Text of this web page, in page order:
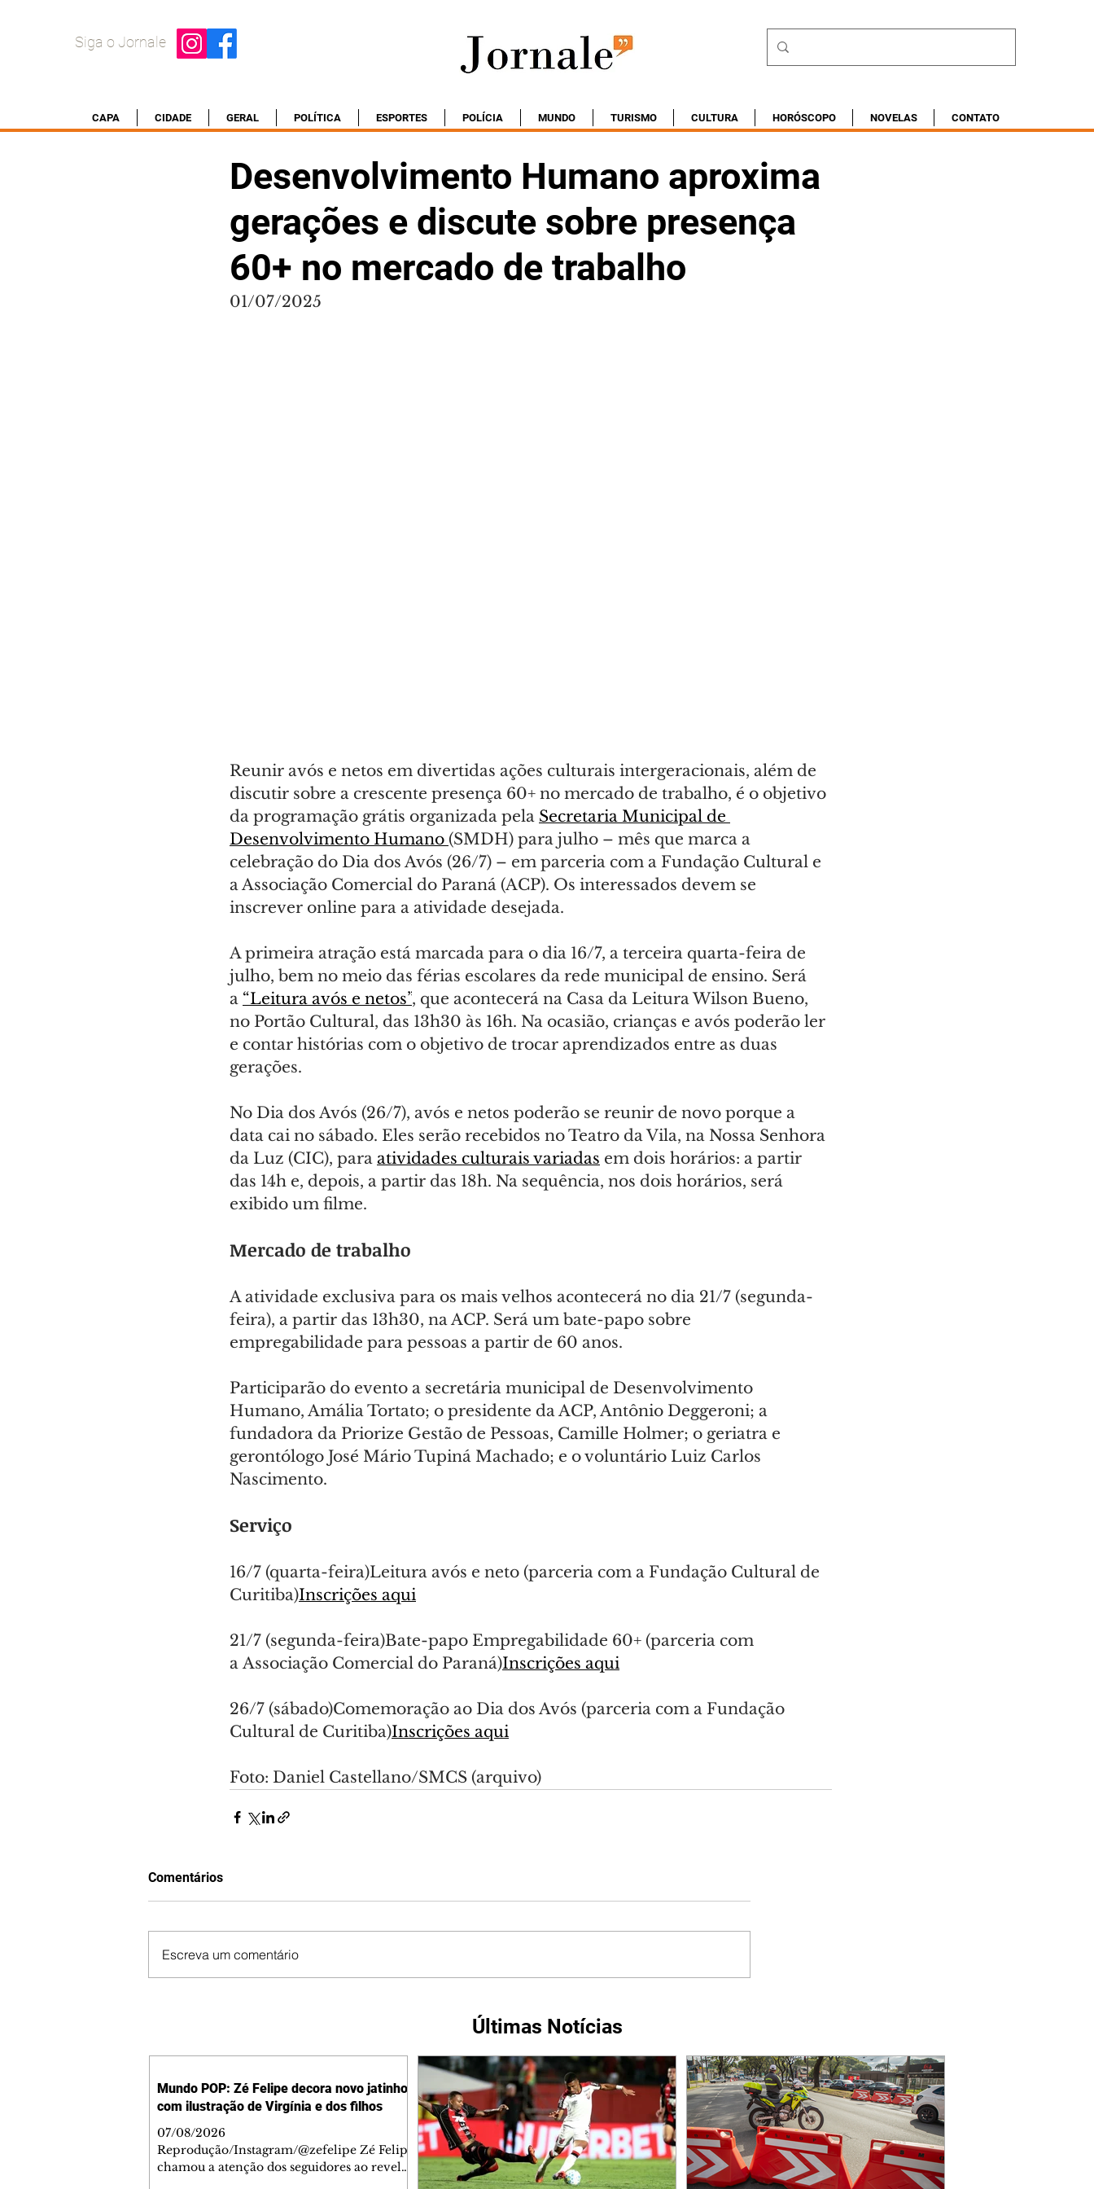
Siga o Jornale
CAPA CIDADE GERAL POLÍTICA ESPORTES POLÍCIA MUNDO TURISMO CULTURA HORÓSCOPO NOVELAS CONTATO
Desenvolvimento Humano aproxima
gerações e discute sobre presença
60+ no mercado de trabalho
01/07/2025
Reunir avós e netos em divertidas ações culturais intergeracionais, além de
discutir sobre a crescente presença 60+ no mercado de trabalho, é o objetivo
da programação grátis organizada pela Secretaria Municipal de
Desenvolvimento Humano (SMDH) para julho – mês que marca a
celebração do Dia dos Avós (26/7) – em parceria com a Fundação Cultural e
a Associação Comercial do Paraná (ACP). Os interessados devem se
inscrever online para a atividade desejada.
A primeira atração está marcada para o dia 16/7, a terceira quarta-feira de
julho, bem no meio das férias escolares da rede municipal de ensino. Será
a “Leitura avós e netos”, que acontecerá na Casa da Leitura Wilson Bueno,
no Portão Cultural, das 13h30 às 16h. Na ocasião, crianças e avós poderão ler
e contar histórias com o objetivo de trocar aprendizados entre as duas
gerações.
No Dia dos Avós (26/7), avós e netos poderão se reunir de novo porque a
data cai no sábado. Eles serão recebidos no Teatro da Vila, na Nossa Senhora
da Luz (CIC), para atividades culturais variadas em dois horários: a partir
das 14h e, depois, a partir das 18h. Na sequência, nos dois horários, será
exibido um filme.
Mercado de trabalho
A atividade exclusiva para os mais velhos acontecerá no dia 21/7 (segunda-
feira), a partir das 13h30, na ACP. Será um bate-papo sobre
empregabilidade para pessoas a partir de 60 anos.
Participarão do evento a secretária municipal de Desenvolvimento
Humano, Amália Tortato; o presidente da ACP, Antônio Deggeroni; a
fundadora da Priorize Gestão de Pessoas, Camille Holmer; o geriatra e
gerontólogo José Mário Tupiná Machado; e o voluntário Luiz Carlos
Nascimento.
Serviço
16/7 (quarta-feira)Leitura avós e neto (parceria com a Fundação Cultural de
Curitiba)Inscrições aqui
21/7 (segunda-feira)Bate-papo Empregabilidade 60+ (parceria com
a Associação Comercial do Paraná)Inscrições aqui
26/7 (sábado)Comemoração ao Dia dos Avós (parceria com a Fundação
Cultural de Curitiba)Inscrições aqui
Foto: Daniel Castellano/SMCS (arquivo)
Comentários
Escreva um comentário
Últimas Notícias
Mundo POP: Zé Felipe decora novo jatinho
com ilustração de Virgínia e dos filhos
07/08/2026
Reprodução/Instagram/@zefelipe Zé Felipe
chamou a atenção dos seguidores ao revelar